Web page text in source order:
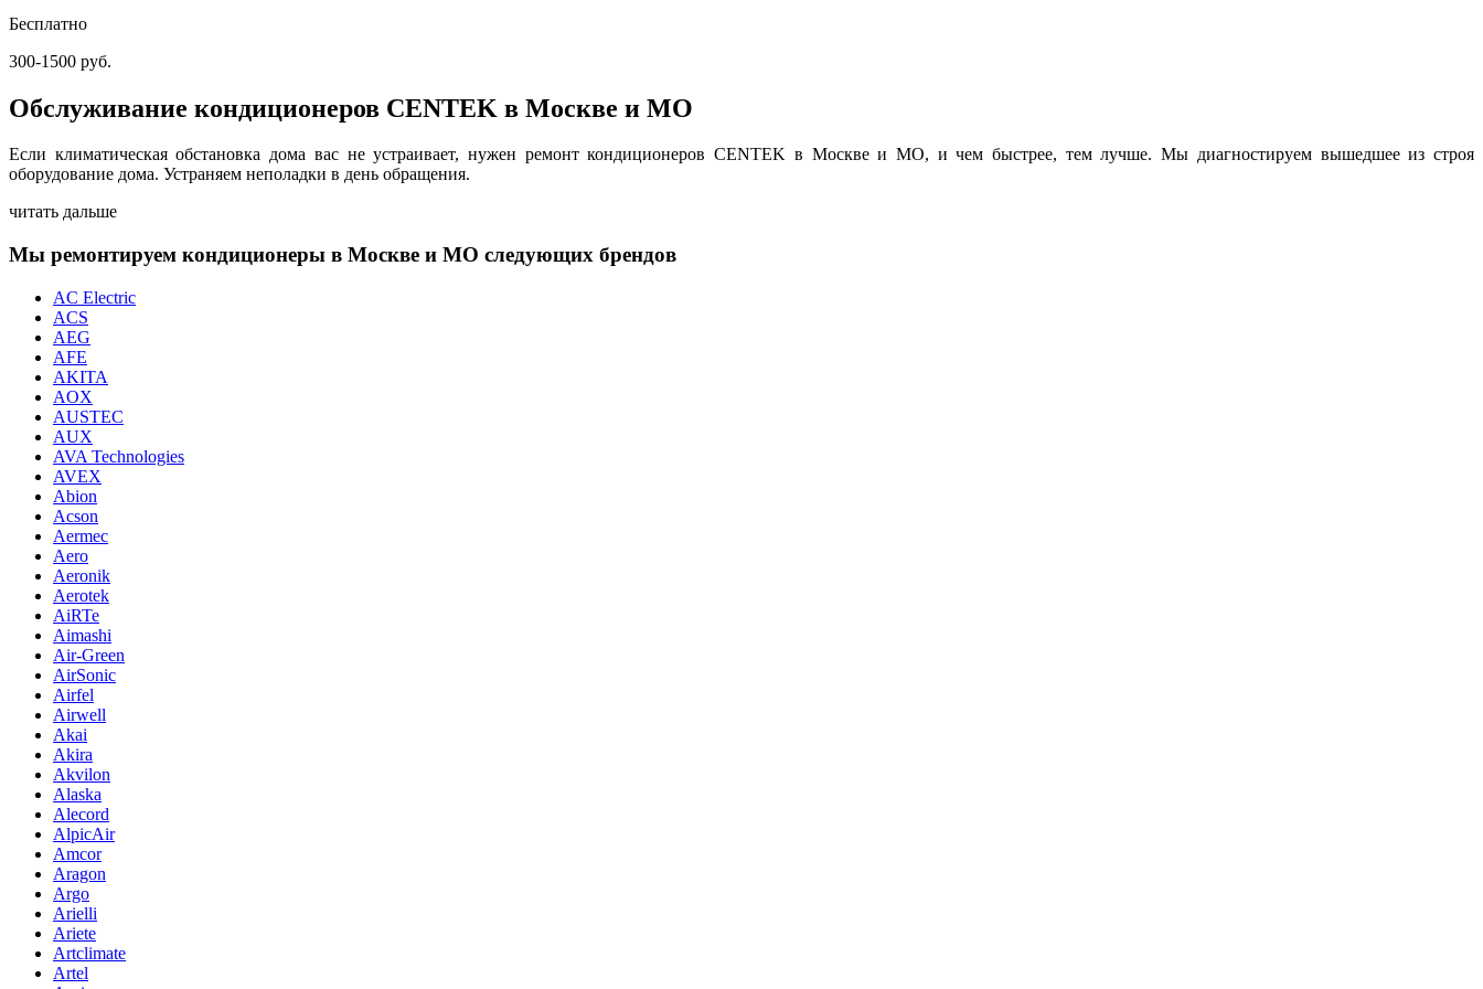
Бесплатно
300-1500 руб.
Обслуживание кондиционеров CENTEK в Москве и МО
Если климатическая обстановка дома вас не устраивает, нужен ремонт кондиционеров CENTEK в Москве и МО, и чем быстрее, тем лучше. Мы диагностируем вышедшее из строя
оборудование дома. Устраняем неполадки в день обращения.
читать дальше
Мы ремонтируем кондиционеры в Москве и МО следующих брендов
AC Electric
ACS
AEG
AFE
AKITA
AOX
AUSTEC
AUX
AVA Technologies
AVEX
Abion
Acson
Aermec
Aero
Aeronik
Aerotek
AiRTe
Aimashi
Air-Green
AirSonic
Airfel
Airwell
Akai
Akira
Akvilon
Alaska
Alecord
AlpicAir
Amcor
Aragon
Argo
Arielli
Ariete
Artclimate
Artel